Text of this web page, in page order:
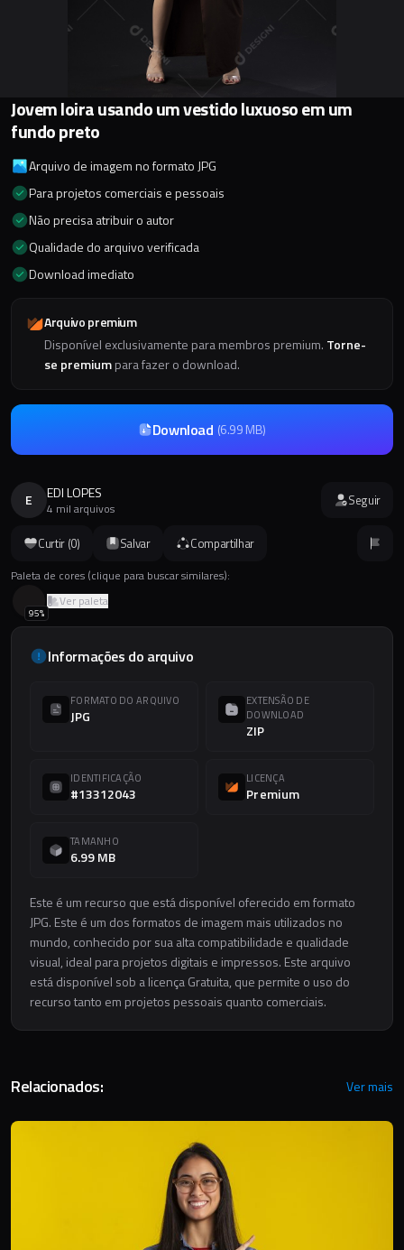
Curtir (0) Salvar Compartilhar
Paleta de cores (clique para buscar similares):
95%
Ver paleta
Informações do arquivo
FORMATO DO ARQUIVO
JPG
EXTENSÃO DE
DOWNLOAD
ZIP
IDENTIFICAÇÃO
#13312043
LICENÇA
Premium
TAMANHO
6.99 MB
Este é um recurso que está disponível oferecido em formato
JPG. Este é um dos formatos de imagem mais utilizados no
mundo, conhecido por sua alta compatibilidade e qualidade
visual, ideal para projetos digitais e impressos. Este arquivo
está disponível sob a licença Gratuita, que permite o uso do
recurso tanto em projetos pessoais quanto comerciais.
Jovem loira usando um vestido luxuoso em um
fundo preto
Arquivo de imagem no formato JPG
Para projetos comerciais e pessoais
Não precisa atribuir o autor
Qualidade do arquivo verificada
Download imediato
Arquivo premium
Disponível exclusivamente para membros premium. Torne-
se premiumpara fazer o download.
Download (6.99 MB)
E EDI LOPES
4 mil arquivos Seguir
Relacionados: Ver mais